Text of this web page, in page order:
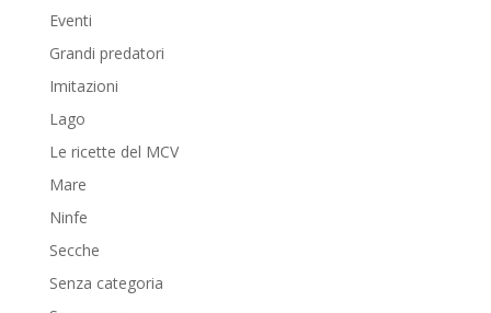
Eventi
Grandi predatori
Imitazioni
Lago
Le ricette del MCV
Mare
Ninfe
Secche
Senza categoria